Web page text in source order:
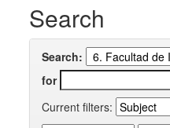
Search
Search:
for
Current filters: